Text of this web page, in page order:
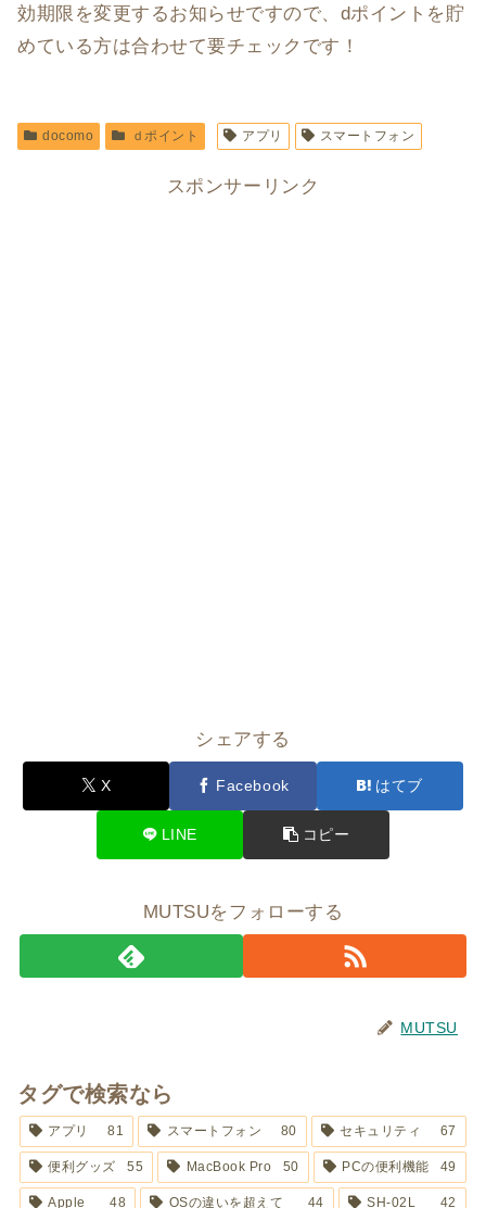
効期限を変更するお知らせですので、dポイントを貯
めている方は合わせて要チェックです！
docomo ｄポイント アプリ スマートフォン
スポンサーリンク
シェアする
X Facebook はてブ
LINE コピー
MUTSUをフォローする
MUTSU
タグで検索なら
アプリ 81 スマートフォン 80 セキュリティ 67
便利グッズ 55 MacBook Pro 50 PCの便利機能 49
Apple 48 OSの違いを超えて 44 SH-02L 42